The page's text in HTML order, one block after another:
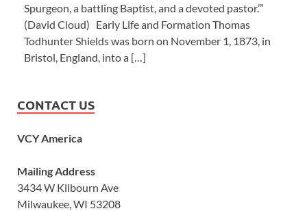
Spurgeon, a battling Baptist, and a devoted pastor.’”
(David Cloud) Early Life and Formation Thomas
Todhunter Shields was born on November 1, 1873, in
Bristol, England, into a […]
CONTACT US
VCY America
Mailing Address
3434 W Kilbourn Ave
Milwaukee, WI 53208